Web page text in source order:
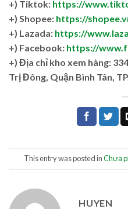
+) Tiktok: https://
+) Shopee: https://
+) Lazada: https://
+) Facebook: https://
+) Địa chỉ kho xem hàng:
Trị Đông, Quận Bình Tân,
This entry was posted inChưa
HUYEN